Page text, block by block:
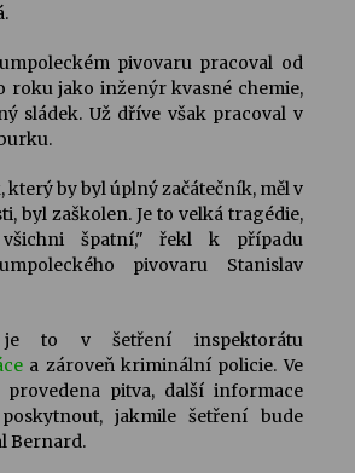
7. 2026
kulturou kousek za Humpolec. V Želivě ožije
7. 2026
recitál Michala Novenka v Klášteře
Adamec – Malovaný svět
6. 2026
pivovaru pracoval od
roku jako inženýr kvasné chemie,
sládek. Už dříve však pracoval v
který by byl úplný začátečník, měl v
byl zaškolen. Je to velká tragédie,
špatní," řekl k případu
pivovaru Stanislav
je to v šetření inspektorátu
a zároveň kriminální policie. Ve
pitva, další informace
jakmile šetření bude
Bernard.